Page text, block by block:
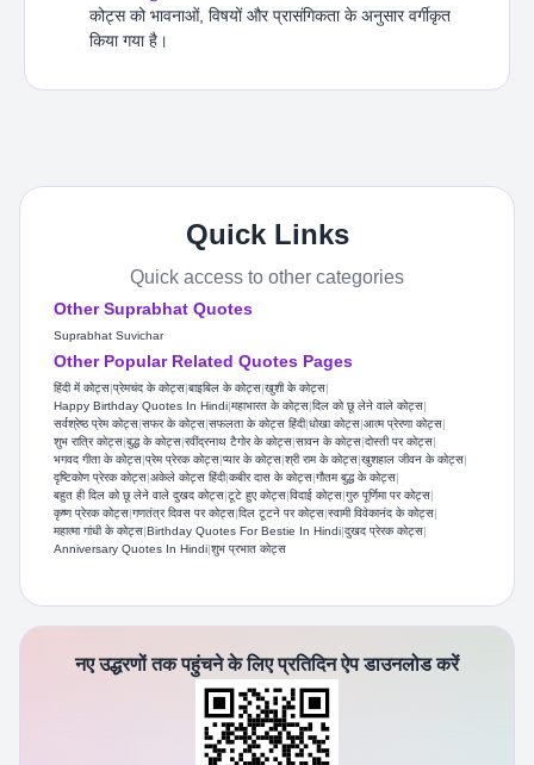
कोट्स को भावनाओं, विषयों और प्रासंगिकता के अनुसार वर्गीकृत
किया गया है।
Quick Links
Quick access to other categories
Other Suprabhat Quotes
Suprabhat Suvichar
Other Popular Related Quotes Pages
हिंदी में कोट्स|प्रेमचंद के कोट्स|बाइबिल के कोट्स|खुशी के कोट्स|
Happy Birthday Quotes In Hindi|महाभारत के कोट्स|दिल को छू लेने वाले कोट्स|
सर्वश्रेष्ठ प्रेम कोट्स|सफर के कोट्स|सफलता के कोट्स हिंदी|धोखा कोट्स|आत्म प्रेरणा कोट्स|
शुभ रात्रि कोट्स​|बुद्ध के कोट्स|रवींद्रनाथ टैगोर के कोट्स|सावन के कोट्स|दोस्ती पर कोट्स|
भगवद गीता के कोट्स|प्रेम प्रेरक कोट्स|प्यार के कोट्स|श्री राम के कोट्स|खुशहाल जीवन के कोट्स|
दृष्टिकोण प्रेरक कोट्स|अकेले कोट्स हिंदी|कबीर दास के कोट्स|गौतम बुद्ध के कोट्स|
बहुत ही दिल को छू लेने वाले दुखद कोट्स|टूटे हुए कोट्स|विदाई कोट्स|गुरु पूर्णिमा पर कोट्स|
कृष्ण प्रेरक कोट्स|गणतंत्र दिवस पर कोट्स|दिल टूटने पर कोट्स|स्वामी विवेकानंद के कोट्स|
महात्मा गांधी के कोट्स|Birthday Quotes For Bestie In Hindi|दुखद प्रेरक कोट्स|
Anniversary Quotes In Hindi|शुभ प्रभात कोट्स
नए उद्धरणों तक पहुंचने के लिए प्रतिदिन ऐप डाउनलोड करें